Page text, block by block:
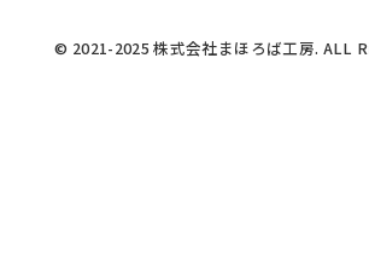
© 2021-2025 株式会社まほろば工房. ALL